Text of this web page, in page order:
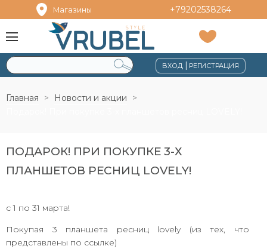
Магазины +79202538264
ВХОД |РЕГИСТРАЦИЯ
Главная
Новости и акции
ПОДАРОК! ПРИ ПОКУПКЕ 3-Х
ПЛАНШЕТОВ РЕСНИЦ LOVELY!
c 1 по 31 марта!
Покупая 3 планшета ресниц lovely (из тех, что
представлены по ссылке)